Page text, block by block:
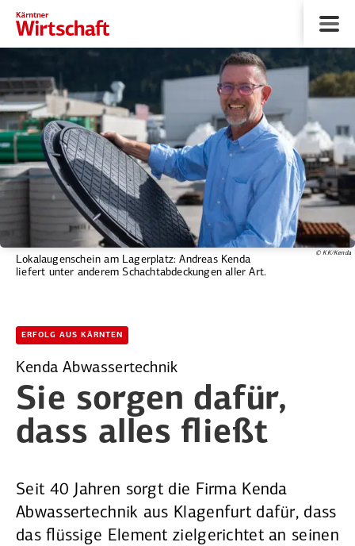
Lokalaugenschein am Lagerplatz: Andreas Kenda
liefert unter anderem Schachtabdeckungen aller Art.
© KK/Kenda
ERFOLG AUS KÄRNTEN
Kenda Abwassertechnik
Sie sorgen dafür,
dass alles fließt
Seit 40 Jahren sorgt die Firma Kenda
Abwassertechnik aus Klagenfurt dafür, dass
das flüssige Element zielgerichtet an seinen